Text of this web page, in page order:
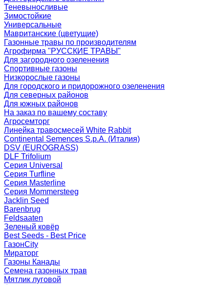
Теневыносливые
Зимостойкие
Универсальные
Мавританские (цветущие)
Газонные травы по производителям
Агрофирма "РУССКИЕ ТРАВЫ"
Для загородного озеленения
Спортивные газоны
Низкорослые газоны
Для городского и придорожного озеленения
Для северных районов
Для южных районов
На заказ по вашему составу
Агросемторг
Линейка травосмесей White Rabbit
Continental Semences S.p.A. (Италия)
DSV (EUROGRASS)
DLF Trifolium
Серия Universal
Серия Turfline
Серия Masterline
Серия Mommersteeg
Jacklin Seed
Barenbrug
Feldsaaten
Зеленый ковёр
Best Seeds - Best Price
ГазонCity
Мираторг
Газоны Канады
Семена газонных трав
Мятлик луговой